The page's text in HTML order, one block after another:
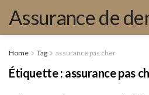
Assurance de
Home Tag assurance pas cher
Étiquette : assurance pas